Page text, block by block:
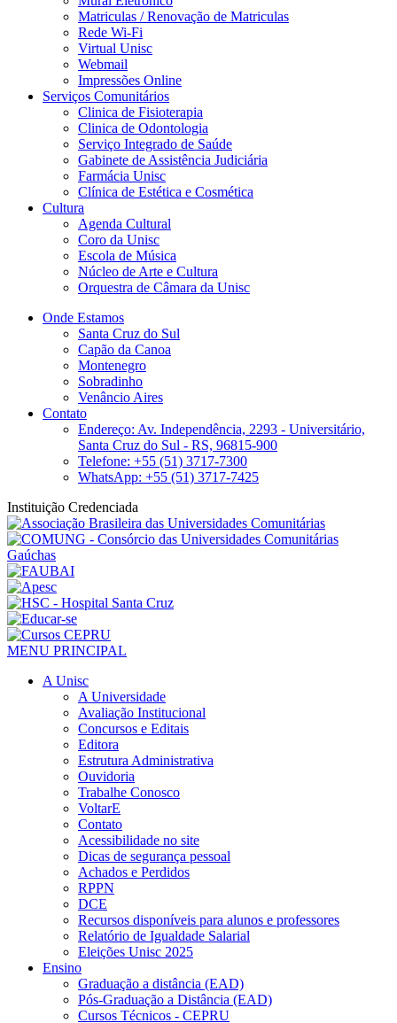
Matriculas / Renovação de Matriculas
Rede Wi-Fi
Virtual Unisc
Webmail
Impressões Online
Serviços Comunitários
Clinica de Fisioterapia
Clinica de Odontologia
Serviço Integrado de Saúde
Gabinete de Assistência Judiciária
Farmácia Unisc
Clínica de Estética e Cosmética
Cultura
Agenda Cultural
Coro da Unisc
Escola de Música
Núcleo de Arte e Cultura
Orquestra de Câmara da Unisc
Onde Estamos
Santa Cruz do Sul
Capão da Canoa
Montenegro
Sobradinho
Venâncio Aires
Contato
Endereço: Av. Independência, 2293 - Universitário,
Santa Cruz do Sul - RS, 96815-900
Telefone: +55 (51) 3717-7300
WhatsApp: +55 (51) 3717-7425
Instituição Credenciada
MENU PRINCIPAL
A Unisc
A Universidade
Avaliação Institucional
Concursos e Editais
Editora
Estrutura Administrativa
Ouvidoria
Trabalhe Conosco
VoltarE
Contato
Acessibilidade no site
Dicas de segurança pessoal
Achados e Perdidos
RPPN
DCE
Recursos disponíveis para alunos e professores
Relatório de Igualdade Salarial
Eleições Unisc 2025
Ensino
Graduação a distância (EAD)
Pós-Graduação a Distância (EAD)
Cursos Técnicos - CEPRU